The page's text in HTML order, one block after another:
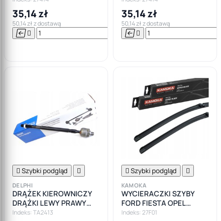
35,14 zł
50,14 zł z dostawą
  

35,14 zł
50,14 zł z dostawą
 
 Szybki podgląd 
DELPHI
DRĄŻEK KIEROWNICZY
DRĄŻKI LEWY PRAWY
OPEL CORSA D
Indeks: TA2413
 Szybki podgląd 
KAMOKA
WYCIERACZKI SZYBY
FORD FIESTA OPEL
CORSA D E FIAT PUNTO
Indeks: 27F01